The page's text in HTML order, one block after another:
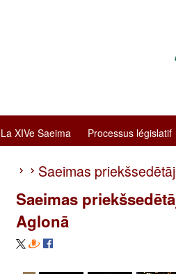
La XIVe Saeima Processus législatif
Saeimas
Saeimas
Aglonā